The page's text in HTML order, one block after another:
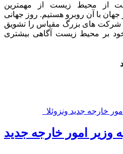
از محیط زیست از مهمترین
با آن روبرو هستیم. روز جهانی
شرکت های بزرگ مقیاس را تشویق
بر محیط زیست آگاهی بیشتری
وزیر امور خارجه جدید